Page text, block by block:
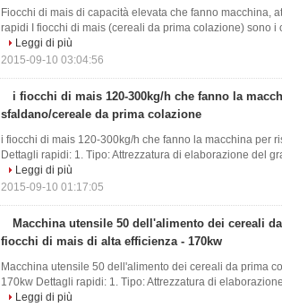
Fiocchi di mais di capacità elevata che fanno macchina,
rapidi I fiocchi di mais (cereali da prima colazione) sono
Leggi di più
2015-09-10 03:04:56
i fiocchi di mais 120-300kg/h che fanno la
sfaldano/cereale da prima colazione
i fiocchi di mais 120-300kg/h che fanno la macchina per
Dettagli rapidi: 1. Tipo: Attrezzatura di elaborazione del
Leggi di più
2015-09-10 01:17:05
Macchina utensile 50 dell'alimento dei cereali
fiocchi di mais di alta efficienza - 170kw
Macchina utensile 50 dell'alimento dei cereali da prima
170kw Dettagli rapidi: 1. Tipo: Attrezzatura di
Leggi di più